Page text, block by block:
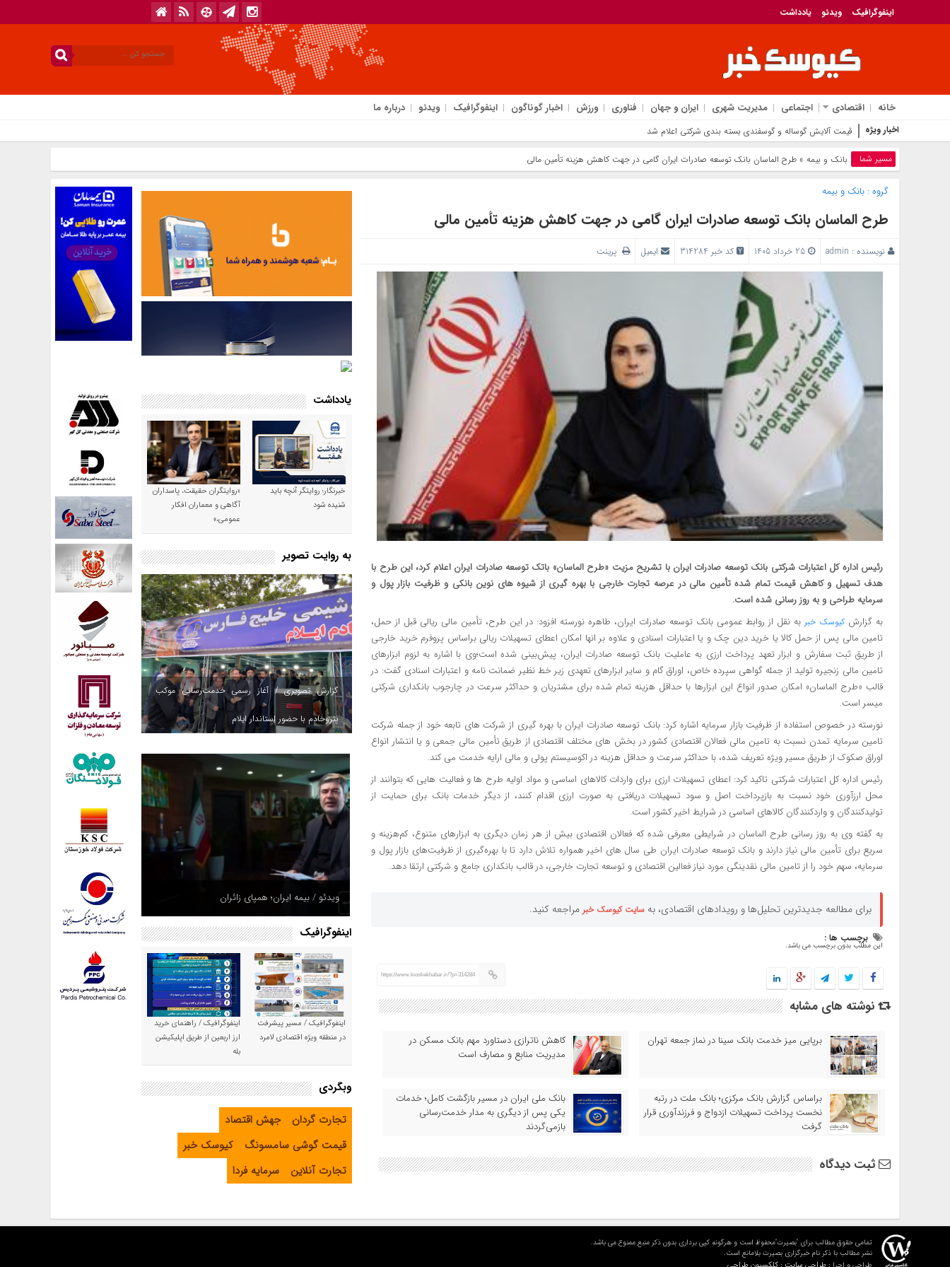
اینفوگرافیک ویدئو یادداشت
خانه اقتصادی اجتماعی مدیریت شهری ایران و جهان فناوری ورزش اخبار گوناگون اینفوگرافیک ویدئو درباره ما
اخبار ویژه قیمت آلایش گوساله و گوسفندی بسته بندی شرکتی اعلام شد
مسیر شما بانک‌ و بیمه » طرح الماسان بانک توسعه صادرات ایران گامی در جهت کاهش هزینه تأمین مالی
گروه :بانک‌ و بیمه
طرح الماسان بانک توسعه صادرات ایران گامی در جهت کاهش هزینه تأمین مالی
نویسنده : admin کد خبر 314284 ایمیل پرینت
رئیس اداره کل اعتبارات شرکتی بانک توسعه صادرات ایران با تشریح مزیت «طرح الماسان» باتک توسعه صادرات ایران اعلام کرد، این طرح با
هدف تسهیل و کاهش قیمت تمام شده تأمین مالی در عرصه تجارت خارجی با بهره گیری از شیوه های نوین بانکی و ظرفیت بازار پول و
سرمایه طراحی و به روز رسانی شده است.
به گزارش کیوسک خبر به نقل از روابط عمومی بانک توسعه صادرات ایران، طاهره نورسته افزود: در این طرح، تأمین مالی ریالی قبل از حمل،
تامین مالی پس از حمل کالا یا خرید دین چک و یا اعتبارات اسنادی و علاوه بر انها امکان اعطای تسهیلات ریالی براساس پروفرم خرید خارجی
از طریق ثبت سفارش و ابزار تعهد پرداخت ارزی به عاملیت بانک توسعه صادرات ایران، پیش‌بینی شده است؛وی با اشاره به لزوم ابزارهای
تامین مالی زنجیره تولید از جمله گواهی سپرده خاص، اوراق گام و سایر ابزارهای تعهدی زیر خط نظیر ضمانت نامه و اعتبارات اسنادی گفت: در
قالب «طرح الماسان» امکان صدور انواع این ابزارها با حداقل هزینه تمام شده برای مشتریان و حداکثر سرعت در چارجوب بانکداری شرکتی
میسر است.
نورسته در خصوص استفاده از ظرفیت‌ بازار سرمایه اشاره کرد: بانک توسعه صادرات ایران با بهره گیری از شرکت های تابعه خود از جمله شرکت
تامین سرمایه تمدن نسبت به تامین مالی فعالان اقتصادی کشور در بخش های مختلف اقتصادی از طریق تأمین مالی جمعی و یا انتشار انواع
اوراق صکوک از طریق مسیر ویژه تعریف شده، با حداکثر سرعت و حداقل هزینه در اکوسیستم پولی و مالی ارایه خدمت می کند.
رئیس اداره کل اعتبارات شرکتی تاکید کرد: اعطای تسهیلات ارزی برای واردات کالاهای اساسی و مواد اولیه طرح ها و فعالیت هایی که بتوانند از
محل ارزآوری خود نسبت به بازپرداخت اصل و سود تسهیلات دریافتی به صورت ارزی اقدام کنند، از دیگر خدمات بانک برای حمایت از
تولیدکنندگان و واردکنندگان کالاهای اساسی در شرایط اخیر کشور است.
به گفته وی به روز رسانی طرح الماسان در شرایطی معرفی شده که فعالان اقتصادی بیش از هر زمان دیگری به ابزارهای متنوع، کم‌هزینه و
سریع برای تأمین مالی نیاز دارند و بانک توسعه صادرات ایران طی سال های اخیر همواره تلاش دارد تا با بهره‌گیری از ظرفیت‌های بازار پول و
سرمایه، سهم خود را از تامین مالی نقدینگی مورد نیاز فعالین اقتصادی و توسعه تجارت خارجی، در قالب بانکداری جامع و شرکتی ارتقا دهد.
برای مطالعه جدیدترین تحلیل‌ها و رویدادهای اقتصادی، به سایت کیوسک خبر مراجعه کنید.
برچسب ها :
این مطلب بدون برچسب می باشد.
https://www.kioskekhabar.ir/?p=314284
نوشته های مشابه
برپایی میز خدمت بانک سینا در نماز جمعه تهران
کاهش ناترازی دستاورد مهم بانک مسکن در
مدیریت منابع و مصارف است
براساس گزارش بانک مرکزی؛ بانک ملت در رتبه
نخست پرداخت تسهیلات ازدواج و فرزندآوری قرار
گرفت
بانک ملی ایران در مسیر بازگشت کامل؛ خدمات
یکی پس از دیگری به مدار خدمت‌رسانی
بازمی‌گردند
ثبت دیدگاه
یادداشت
خبرنگار؛ روایتگر آنچه باید
شنیده شود
«روایتگران حقیقت، پاسداران
آگاهی و معماران افکار
عمومی،»
به روایت تصویر
گزارش تصویری / آغاز رسمی خدمت‌رسانی موکب
پتروخادم با حضور استاندار ایلام
ویدئو / بیمه ایران؛ همپای زائران
اینفوگرافیک
اینفوگرافیک / مسیر پیشرفت
در منطقه ویژه اقتصادی لامرد
اینفوگرافیک / راهنمای خرید
ارز اربعین از طریق اپلیکیشن
بله
وبگردی
تجارت گردان
جهش اقتصاد
قیمت گوشی سامسونگ
کیوسک خبر
تجارت آنلاین
سرمایه فردا
تمامی حقوق مطالب برای "بصیرت"محفوظ است و هرگونه کپی برداری بدون ذکر منبع ممنوع می باشد.
نشر مطالب با ذکر نام خبرگزاری بصیرت بلامانع است.